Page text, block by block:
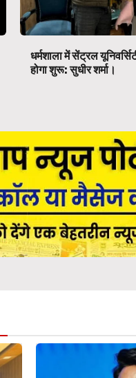
धर्मशाला में सेंट्रल
होगा शुरू: सुधीर शर्मा।